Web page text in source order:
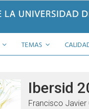
TEMAS
Ibersid
Francisco Javier